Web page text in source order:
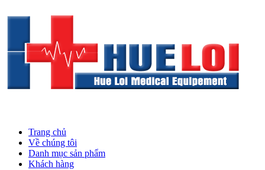
Trang chủ
Về chúng tôi
Danh mục sản phẩm
Khách hàng